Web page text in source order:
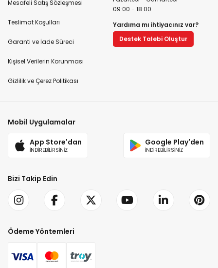
Mesafeli Satış Sözleşmesi
Teslimat Koşulları
Garanti ve İade Süreci
Kişisel Verilerin Korunması
Gizlilik ve Çerez Politikası
09:00 - 18:00
Yardıma mı ihtiyacınız var?
Destek Talebi Oluştur
Mobil Uygulamalar
App Store'dan
İNDİREBİLİRSİNİZ
Google Play'den
İNDİREBİLİRSİNİZ
Bizi Takip Edin
Ödeme Yöntemleri